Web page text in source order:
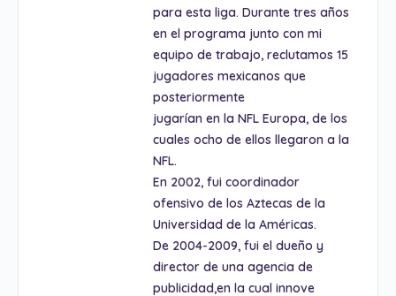
para esta liga. Durante tres años
en el programa junto con mi
equipo de trabajo, reclutamos 15
jugadores mexicanos que
posteriormente
jugarían en la NFL Europa, de los
cuales ocho de ellos llegaron a la
NFL.
En 2002, fui coordinador
ofensivo de los Aztecas de la
Universidad de la Américas.
De 2004-2009, fui el dueño y
director de una agencia de
publicidad,en la cual innove